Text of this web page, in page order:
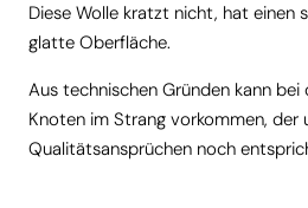
Diese Wolle kratzt nicht, hat einen
glatte Oberfläche.
Aus technischen Gründen kann
Knoten im Strang vorkommen, der
Qualitätsansprüchen noch